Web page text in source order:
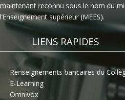
maintenant reconnu sous le nom du
l’Enseignement supérieur (MEES).
LIENS RAPIDES
Renseignements bancaires du
E-Learning
Omnivox